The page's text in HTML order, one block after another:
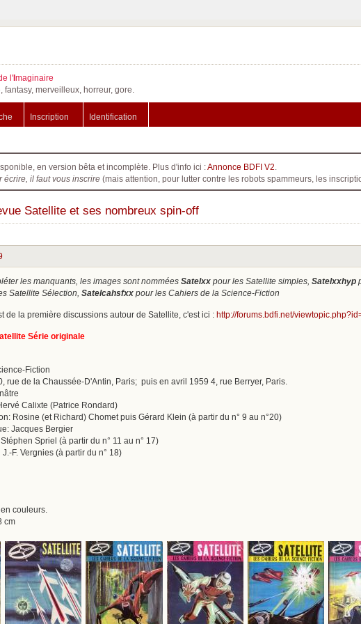
l'Imaginaire
merveilleux, horreur, gore.
Inscription Identification
en version bêta et incomplète. Plus d'info ici :Annonce BDFI V2
écrire, il faut vous inscrire (mais attention, pour lutter contre les robots spammeurs, les
Satellite et ses nombreux spin-off
les manquants, les images sont nommées Satelxx pour les Satellite simples, Satelxxhyp
Satellite Sélection, Satelcahsfxx pour les Cahiers de la Science-Fiction
de la première discussions autour de Satellite, c'est ici : http://forums.bdfi.net/
Série originale
Fiction
rue de la Chaussée-D'Antin, Paris; puis en avril 1959 4, rue Berryer, Paris.
Calixte (Patrice Rondard)
Rosine (et Richard) Chomet puis Gérard Klein (à partir du n° 9 au n°20)
Jacques Bergier
Spriel (à partir du n° 11 au n° 17)
F. Vergnies (à partir du n° 18)
couleurs.
cm